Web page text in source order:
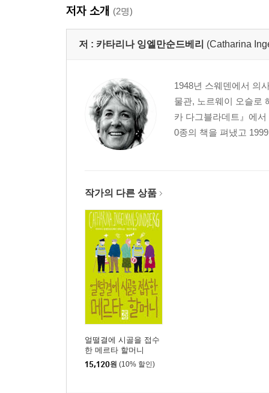
저자 소개 (2명)
저 : 카타리나 잉엘만순드베리 (Catharina
1948년 스웨덴에서 의
물관, 노르웨이 오슬로
카 다그블라데트』에
0종의 책을 펴냈고
작가의 다른 상품
얼떨결에 시골을 접수
한 메르타 할머니
15,120원 (10% 할인)